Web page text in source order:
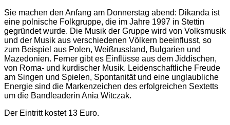
Sie machen den Anfang am Donnerstag abend: Dikanda ist
eine polnische Folkgruppe, die im Jahre 1997 in Stettin
gegründet wurde. Die Musik der Gruppe wird von Volksmusik
und der Musik aus verschiedenen Völkern beeinflusst, so
zum Beispiel aus Polen, Weißrussland, Bulgarien und
Mazedonien. Ferner gibt es Einflüsse aus dem Jiddischen,
von Roma- und kurdischer Musik. Leidenschaftliche Freude
am Singen und Spielen, Spontanität und eine unglaubliche
Energie sind die Markenzeichen des erfolgreichen Sextetts
um die Bandleaderin Ania Witczak.
Der Eintritt kostet 13 Euro.